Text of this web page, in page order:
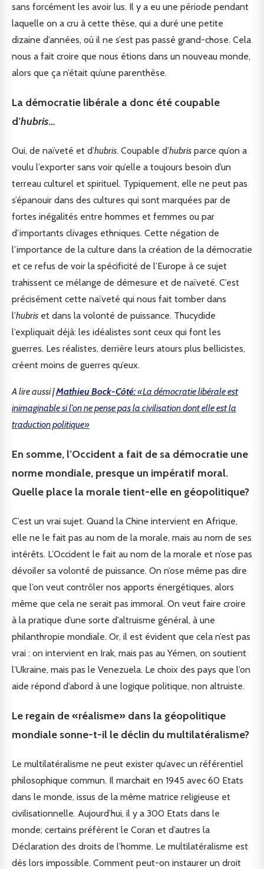
sans forcément les avoir lus. Il y a eu une période pendant
laquelle on a cru à cette thèse, qui a duré une petite
dizaine d’années, où il ne s’est pas passé grand-chose. Cela
nous a fait croire que nous étions dans un nouveau monde,
alors que ça n’était qu’une parenthèse.
La démocratie libérale a donc été coupable
d’hubris…
Oui, de naïveté et d’hubris. Coupable d’hubris parce qu’on a
voulu l’exporter sans voir qu’elle a toujours besoin d’un
terreau culturel et spirituel. Typiquement, elle ne peut pas
s’épanouir dans des cultures qui sont marquées par de
fortes inégalités entre hommes et femmes ou par
d’importants clivages ethniques. Cette négation de
l’importance de la culture dans la création de la démocratie
et ce refus de voir la spécificité de l’Europe à ce sujet
trahissent ce mélange de démesure et de naïveté. C’est
précisément cette naïveté qui nous fait tomber dans
l’hubris et dans la volonté de puissance. Thucydide
l’expliquait déjà: les idéalistes sont ceux qui font les
guerres. Les réalistes, derrière leurs atours plus bellicistes,
créent moins de guerres qu’eux.
A lire aussi |Mathieu Bock-Côté:«La démocratie libérale est
inimaginable si l’on ne pense pas la civilisation dont elle est la
traduction politique»
En somme, l’Occident a fait de sa démocratie une
norme mondiale, presque un impératif moral.
Quelle place la morale tient-elle en géopolitique?
C’est un vrai sujet. Quand la Chine intervient en Afrique,
elle ne le fait pas au nom de la morale, mais au nom de ses
intérêts. L’Occident le fait au nom de la morale et n’ose pas
dévoiler sa volonté de puissance. On n’ose même pas dire
que l’on veut contrôler nos apports énergétiques, alors
même que cela ne serait pas immoral. On veut faire croire
à la pratique d’une sorte d’altruisme général, à une
philanthropie mondiale. Or, il est évident que cela n’est pas
vrai : on intervient en Irak, mais pas au Yémen, on soutient
l’Ukraine, mais pas le Venezuela. Le choix des pays que l’on
aide répond d’abord à une logique politique, non altruiste.
Le regain de «réalisme» dans la géopolitique
mondiale sonne-t-il le déclin du multilatéralisme?
Le multilatéralisme ne peut exister qu’avec un référentiel
philosophique commun. Il marchait en 1945 avec 60 Etats
dans le monde, issus de la même matrice religieuse et
civilisationnelle. Aujourd’hui, il y a 300 Etats dans le
monde; certains préfèrent le Coran et d’autres la
Déclaration des droits de l’homme. Le multilatéralisme est
dès lors impossible. Comment peut-on instaurer un droit